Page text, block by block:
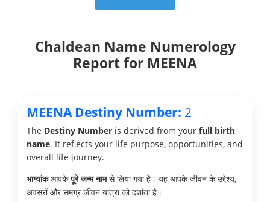
Chaldean Name Numerology
Report for MEENA
MEENA Destiny Number: 2
The Destiny Number is derived from your full birth
name. It reflects your life purpose, opportunities, and
overall life journey.
भाग्यांकआपकेपूरे जन्म नामसे लिया गया है। यह आपके जीवन के उद्देश्य,
अवसरों और समग्र जीवन यात्रा को दर्शाता है।